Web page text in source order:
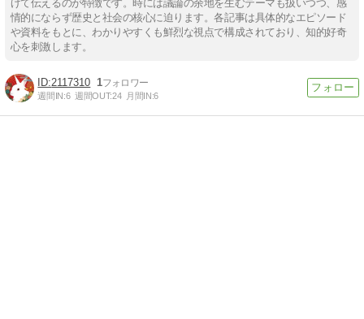
げて伝えるのが特徴です。時には議論の余地を生むテーマも扱いつつ、感
情的にならず歴史と社会の核心に迫ります。各記事は具体的なエピソード
や資料をもとに、わかりやすくも鮮烈な視点で構成されており、知的好奇
心を刺激します。
2117310 1
週間IN:6 週間OUT:24 月間IN:6